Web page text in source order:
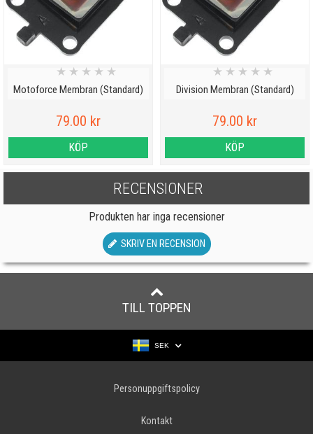
Motoforce Membran (Standard)
★ ★ ★ ★ ★
79.00 kr
KÖP
Division Membran (Standard)
★ ★ ★ ★ ★
79.00 kr
KÖP
RECENSIONER
Produkten har inga recensioner
SKRIV EN RECENSION
TILL TOPPEN
SEK
Personuppgiftspolicy
Kontakt